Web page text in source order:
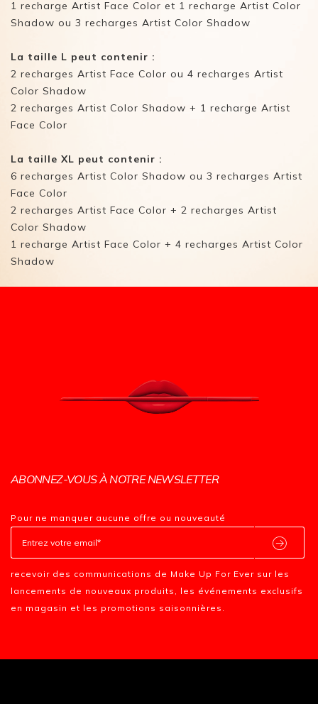
1 recharge Artist Face Color et 1 recharge Artist Color
Shadow ou 3 recharges Artist Color Shadow
La taille L peut contenir :
2 recharges Artist Face Color ou 4 recharges Artist
Color Shadow
2 recharges Artist Color Shadow + 1 recharge Artist
Face Color
La taille XL peut contenir :
6 recharges Artist Color Shadow ou 3 recharges Artist
Face Color
2 recharges Artist Face Color + 2 recharges Artist
Color Shadow
1 recharge Artist Face Color + 4 recharges Artist Color
Shadow
ABONNEZ-VOUS À NOTRE NEWSLETTER
Pour ne manquer aucune offre ou nouveauté
recevoir des communications de Make Up For Ever sur les
lancements de nouveaux produits, les événements exclusifs
en magasin et les promotions saisonnières.